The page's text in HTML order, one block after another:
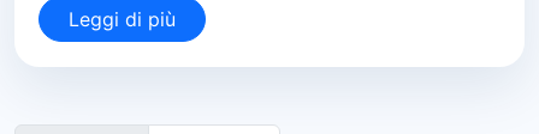
Leggi di più